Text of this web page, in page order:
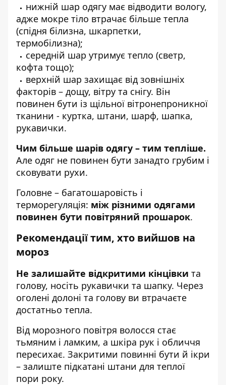
нижній шар одягу має відводити вологу,
адже мокре тіло втрачає більше тепла
(спідня білизна, шкарпетки,
термобілизна);
середній шар утримує тепло (светр,
кофта тощо);
верхній шар захищає від зовнішніх
факторів – дощу, вітру та снігу. Він
повинен бути із щільної вітронепроникної
тканини - куртка, штани, шарф, шапка,
рукавички.
Чим більше шарів одягу – тим тепліше.
Але одяг не повинен бути занадто грубим і
сковувати рухи.
Головне – багатошаровість і
терморегуляція: між різними одягами
повинен бути повітряний прошарок.
Рекомендації тим, хто вийшов на
мороз
Не залишайте відкритими кінцівки та
голову, носіть рукавички та шапку. Через
оголені долоні та голову ви втрачаєте
достатньо тепла.
Від морозного повітря волосся стає
тьмяним і ламким, а шкіра рук і обличчя
пересихає. Закритими повинні бути й ікри
– залиште підкатані штани для теплої
пори року.